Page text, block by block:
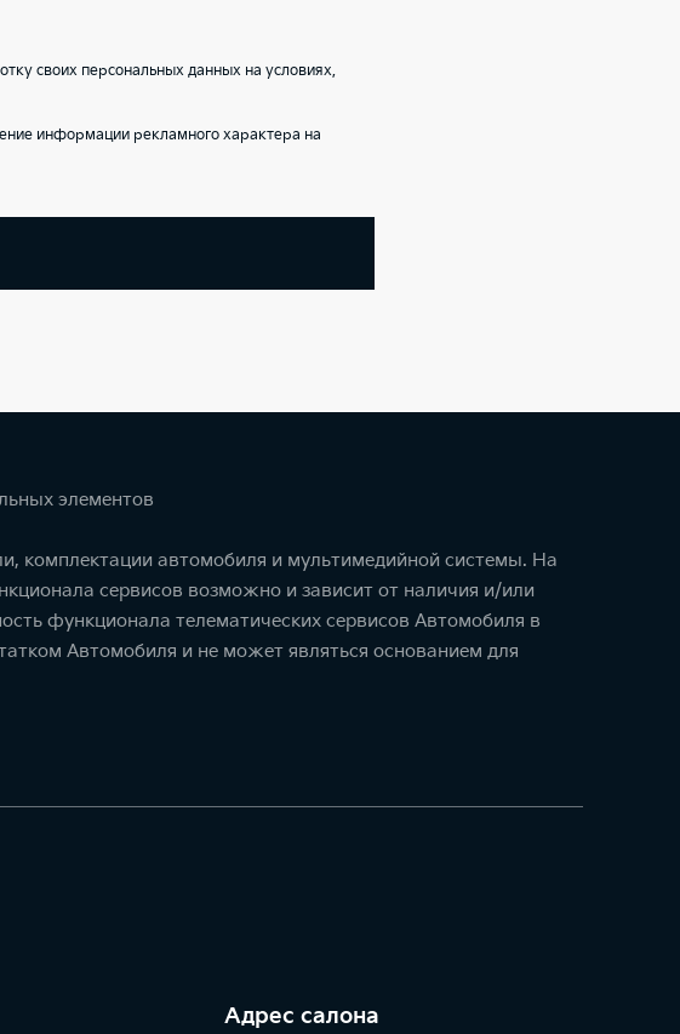
своих персональных данных на условиях,
информации рекламного характера на
элементов
комплектации автомобиля и мультимедийной системы. На
сервисов возможно и зависит от наличия и/или
функционала телематических сервисов Автомобиля в
Автомобиля и не может являться основанием для
Адрес салонa